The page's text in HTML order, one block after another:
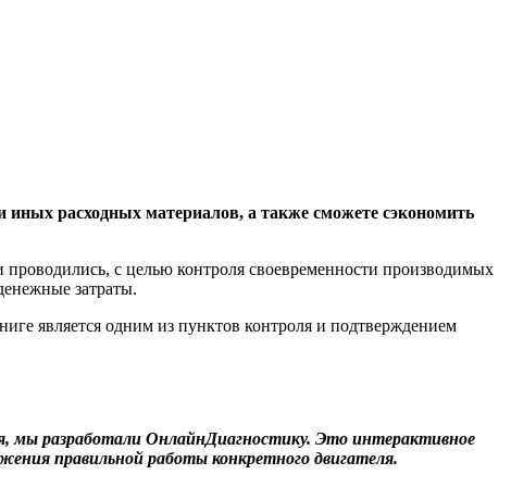
иных расходных материалов, а также сможете сэкономить
с целью контроля своевременности производимых
затраты.
является одним из пунктов контроля и подтверждением
мы разработали ОнлайнДиагностику. Это интерактивное
правильной работы конкретного двигателя.